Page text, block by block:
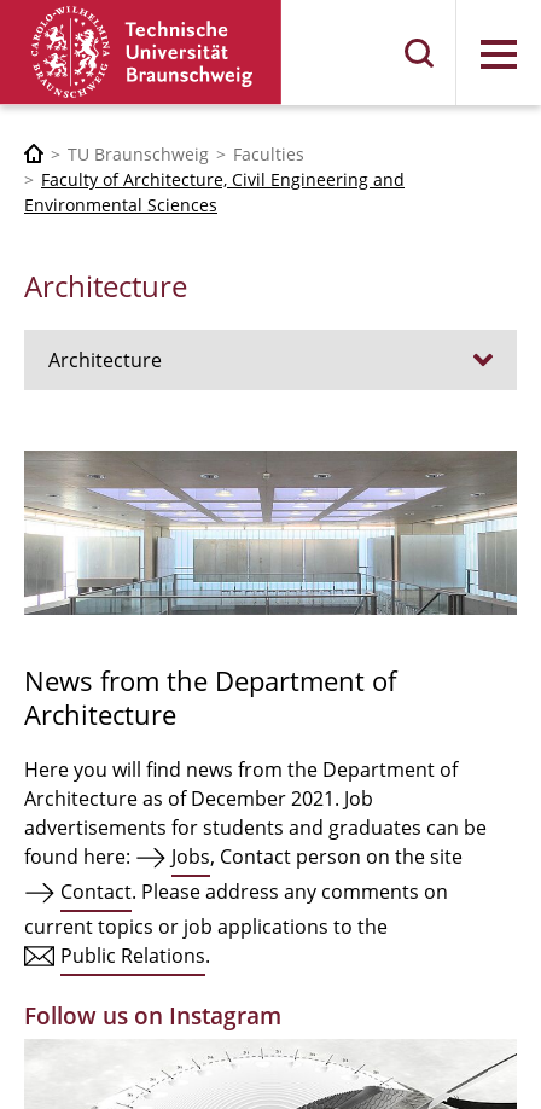
Menu
TU Braunschweig
Faculties
Faculty of Architecture, Civil Engineering and
Environmental Sciences
Architecture
Architecture
Admission procedure 2024
Bachelor Architecture
Bachelor Architecture+
Qualification profile
Semester Programme
Internationales
Facilities
Alumni | cloud club
Documents and Downloads
News from the Department of
Architecture
Here you will find news from the Department of
Architecture as of December 2021. Job
advertisements for students and graduates can be
found here:
Jobs, Contact person on the site
Contact. Please address any comments on
current topics or job applications to the
Public Relations.
Follow us on Instagram